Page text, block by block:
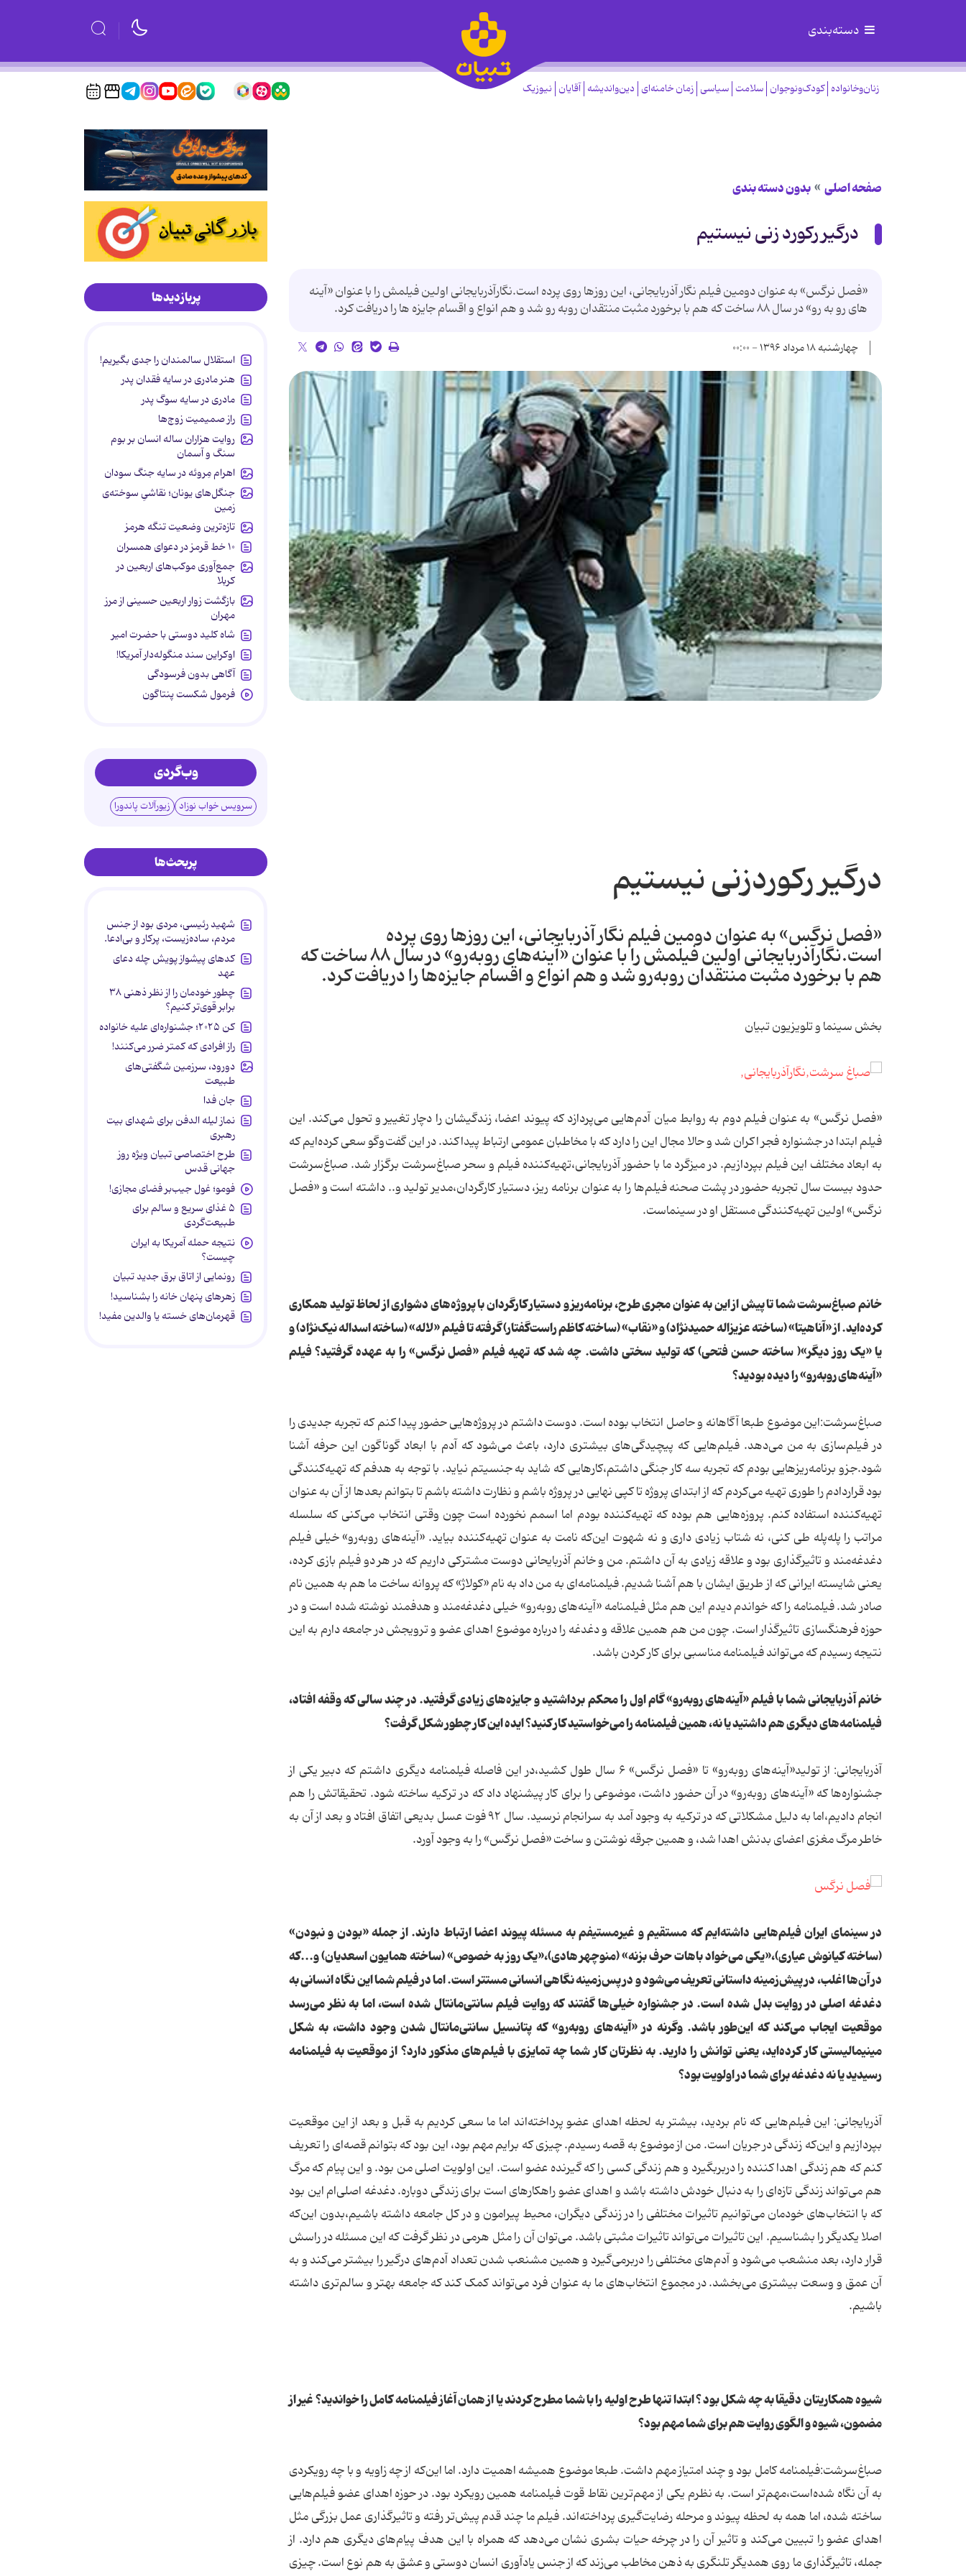
دسته‌بندی
زنان‌وخانواده کودک‌ونوجوان سلامت سیاسی زمان خامنه‌ای دین‌واندیشه آقایان نیوزیک
صفحه اصلی بدون دسته بندی
درگیر رکورد زنی نیستیم
«فصل نرگس» به عنوان دومین فیلم نگار آذربایجانی، این روزها روی پرده است.نگارآذربایجانی اولین فیلمش را با عنوان «آینه
های رو به رو» در سال ۸۸ ساخت که هم با برخورد مثبت منتقدان روبه رو شد و هم انواع و اقسام جایزه ها را دریافت کرد.
چهارشنبه ۱۸ مرداد ۱۳۹۶ - ۰۰:۰۰
درگیر رکورد‌زنی نیستیم
«فصل نرگس» به عنوان دومین فیلم نگار آذربایجانی، این روزها روی پرده
است.نگارآذربایجانی اولین فیلمش را با عنوان «آینه‌های رو‌به‌رو» در سال ۸۸ ساخت که
هم با برخورد مثبت منتقدان روبه‌رو شد و هم انواع و اقسام جایزه‌ها را دریافت کرد.
بخش سینما و تلویزیون تبیان
«فصل نرگس» به عنوان فیلم دوم به روابط میان آدم‌هایی می‌پردازد که پیوند اعضا، زندگیشان را دچار تغییر و تحول می‌کند. این
فیلم ابتدا در جشنواره فجر اکران شد و حالا مجال این را دارد که با مخاطبان عمومی ارتباط پیدا‌کند. در این گفت‌وگو سعی کرده‌ایم که
به ابعاد مختلف این فیلم بپردازیم. در میزگرد ما با حضور آذربایجانی،تهیه‌کننده فیلم و سحر صباغ‌سرشت برگزار شد. صباغ‌سرشت
حدود بیست سال تجربه حضور در پشت صحنه فیلم‌ها را به عنوان برنامه ریز، دستیار کارگردان،مدیر تولید و.. داشته است و «فصل
نرگس» اولین تهیه‌کنندگی مستقل او در سینماست.
خانم صباغ‌سرشت شما تا پیش از این به عنوان مجری طرح، برنامه‌ریز و دستیار کارگردان با پروژه‌های دشواری از لحاظ تولید همکاری
کرده‌اید. از «آناهیتا» (ساخته عزیزاله حمیدنژاد) و «نقاب» (ساخته کاظم راست‌گفتار) گرفته تا فیلم «لاله» (ساخته اسداله نیک‌نژاد) و
یا «یک روز دیگر»( ساخته حسن فتحی) که تولید سختی داشت. چه شد که تهیه فیلم «فصل نرگس» را به عهده گرفتید؟ فیلم
«آینه‌های رو‌به‌رو» را دیده بودید؟
صباغ‌سرشت:این موضوع طبعا آگاهانه و حاصل انتخاب بوده است. دوست داشتم در پروژه‌هایی حضور پیدا کنم که تجربه جدیدی را
در فیلم‌سازی به من می‌دهد. فیلم‌هایی که پیچیدگی‌های بیشتری دارد، باعث می‌شود که آدم با ابعاد گوناگون این حرفه آشنا
شود.جزو برنامه‌ریز‌هایی بودم که تجربه سه کار جنگی داشتم،کارهایی که شاید به جنسیتم نیاید. با توجه به هدفم که تهیه‌کنندگی
بود قراردادم را طوری تهیه می‌کردم که از ابتدای پروژه تا کپی نهایی در پروژه باشم و نظارت داشته باشم تا بتوانم بعد‌ها از آن به عنوان
تهیه‌کننده استفاده کنم. پروزه‌هایی هم بوده که تهیه‌کننده بودم اما اسمم نخورده است چون وقتی انتخاب می‌کنی که سلسله
مراتب را پله‌پله طی کنی، نه شتاب زیادی داری و نه شهوت این‌که نامت به عنوان تهیه‌کننده بیاید. «آینه‌های رو‌به‌رو» خیلی فیلم
دغدغه‌مند و تاثیرگذاری بود و علاقه زیادی به آن داشتم. من و خانم آذربایحانی دوست مشترکی داریم که در هر دو فیلم بازی کرده،
یعنی شایسته ایرانی که از طریق ایشان با هم آشنا شدیم. فیلمنامه‌ای به من داد به نام «کولاژ» که پروانه ساخت ما هم به همین نام
صادر شد. فیلمنامه را که خواندم دیدم این هم مثل فیلمنامه «آینه‌های رو‌به‌رو» خیلی دغدغه‌مند و هدفمند نوشته شده است و در
حوزه فرهنگسازی تاثیرگذار است. چون من هم همین علاقه و دغدغه را درباره موضوع اهدای عضو و ترویجش در جامعه دارم به این
نتیجه رسیدم که می‌تواند فیلمنامه مناسبی برای کار کردن باشد.
خانم آذربایجانی شما با فیلم «آینه‌های رو‌به‌رو» گام اول را محکم برداشتید و جایزه‌های زیادی گرفتید. در چند سالی که وقفه افتاد،
فیلمنامه‌های دیگری هم داشتید یا نه، همین فیلمنامه را می‌خواستید کار کنید؟ ایده این کار چطور شکل گرفت؟
آذربایجانی: از تولید«آینه‌های رو‌به‌رو» تا «فصل نرگس» ۶ سال طول کشید،در این فاصله فیلمنامه دیگری داشتم که دبیر یکی از
جشنواره‌ها که «آینه‌های رو‌به‌رو» در آن حضور داشت، موضوعی را برای کار پیشنهاد داد که در ترکیه ساخته شود. تحقیقاتش را هم
انجام دادیم،اما به دلیل مشکلاتی که در ترکیه به وجود آمد به سرانجام نرسید. سال ۹۲ فوت عسل بدیعی اتفاق افتاد و بعد از آن به
خاطر مرگ مغزی اعضای بدنش اهدا شد، و همین جرقه نوشتن و ساخت «فصل نرگس» را به وجود آورد.
در سینمای ایران فیلم‌هایی داشته‌ایم که مستقیم و غیر‌مستیفم به مسئله پیوند اعضا ارتباط دارند. از جمله «بودن و نبودن»
(ساخته کیانوش عیاری)،«یکی می‌خواد باهات حرف بزنه» (منوچهر هادی)،«یک روز به خصوص» (ساخته همایون اسعدیان) و...که
در آن‌ها اغلب، در پیش‌زمینه داستانی تعریف می‌شود و در پس‌زمینه نگاهی انسانی مستتر است. اما در فیلم شما این نگاه انسانی به
دغدغه اصلی در روایت بدل شده است. در جشنواره خیلی‌ها گفتند که روایت فیلم سانتی‌مانتال شده است، اما به نظر می‌رسد
موقعیت ایجاب می‌کند که این‌طور باشد. وگرنه در «آینه‌های رو‌به‌رو» که پتانسیل سانتی‌مانتال شدن وجود داشت، به شکل
مینیمالیستی کار کرده‌اید، یعنی توانش را دارید. به نظرتان کار شما چه تمایزی با فیلم‌های مذکور دارد؟ از موقعیت به فیلمنامه
رسیدید یا نه دغدغه برای شما در اولویت بود؟
آذربایجانی: این فیلم‌هایی که نام بردید، بیشتر به لحظه اهدای عضو پرداخته‌اند اما ما سعی کردیم به قبل و بعد از این موقعیت
بپردازیم و این‌که زندگی در جریان است. من از موضوع به قصه رسیدم. چیزی که برایم مهم بود، این بود که بتوانم قصه‌ای را تعریف
کنم که هم زندگی اهدا کننده را در‌بر‌بگیرد و هم زندگی کسی را که گیرنده عضو است. این اولویت اصلی من بود. و این پیام که مرگ
هم می‌تواند زندگی تازه‌ای را به دنبال خودش داشته باشد و اهدای عضو راهکارهای است برای زندگی دوباره. دغدغه اصلی‌ام این بود
که با انتخاب‌های خودمان می‌توانیم تاثیرات مختلفی را در زندگی دیگران، محیط پیرامون و در کل جامعه داشته باشیم،بدون این‌که
اصلا یکدیگر را بشناسیم. این تاثیرات می‌تواند تاثیرات مثبتی باشد. می‌توان آن را مثل هرمی در نظر گرفت که این مسئله در راسش
قرار دارد، بعد منشعب می‌شود و آدم‌های مختلفی را در‌بر‌می‌گیرد و همین مشنعب شدن تعداد آدم‌های درگیر را بیشتر می‌کند و به
آن عمق و وسعت بیشتری می‌بخشد. در مجموع انتخاب‌های ما به عنوان فرد می‌تواند کمک کند که جامعه بهتر و سالم‌تری داشته
باشیم.
شیوه همکاریتان دقیقا به چه شکل بود ؟ ابتدا تنها طرح اولیه را با شما مطرح کردند یا از همان آغاز فیلمنامه کامل را خواندید؟ غیر از
مضمون، شیوه و الگوی روایت هم برای شما مهم بود؟
صباغ‌سرشت:فیلمنامه کامل بود و چند امتیاز مهم داشت. طبعا موضوع همیشه اهمیت دارد. اما این‌که از چه زاویه‌ و با چه رویکردی
به آن نگاه شده‌است،مهم‌تر است. به نظرم یکی از مهم‌ترین نقاط قوت فیلمنامه همین رویکرد بود. در حوزه اهدای عضو فیلم‌هایی
ساخته شده، اما همه به لحظه پیوند و مرحله رضایت‌گیری پرداخته‌اند. فیلم ما چند قدم پیش‌تر رفته و تاثیر‌گذاری عمل بزرگی مثل
اهدای عضو را تبیین می‌کند و تاثیر آن را در چرخه حیات بشری نشان می‌دهد که همراه با این هدف پیام‌های دیگری هم دارد. از
جمله، تاثیرگذاری ما روی همدیگر تلنگری به ذهن مخاطب می‌زند که از جنس یادآوری انسان دوستی و عشق به هم نوع است. چیزی
پربازدیدها
استقلال سالمندان را جدی بگیریم!
هنر مادری در سایه‌ فقدان پدر
مادری در سایه سوگ پدر
راز صمیمیت زوج‌ها
روایت هزاران ساله انسان بر بوم
سنگ و آسمان
اهرام مِروئه در سایه جنگ سودان
جنگل‌های یونان؛ نقاشیِ سوخته‌ی
زمین
تازه‌ترین وضعیت تنگه هرمز
۱۰ خط قرمز در دعوای همسران
جمع‌آوری موکب‌های اربعین در
کربلا
بازگشت زوار اربعین حسینی از مرز
مهران
شاه کلید دوستی با حضرت امیر
اوکراین سند منگوله‌دار آمریکا!
آگاهی بدون فرسودگی
فرمول شکست پنتاگون
وب‌گردی
سرویس خواب نوزاد زیورآلات پاندورا
پربحث‌ها
شهید رئیسی، مردی بود از جنس
مردم، ساده‌زیست، پرکار و بی‌ادعا.
کدهای پیشواز پویش چله دعای
عهد
چطور خودمان را از نظر ذهنی ۳۸
برابر قوی‌تر کنیم؟
کن ۲۰۲۵؛ جشنواره‌ای علیه خانواده
راز افرادی که کمتر ضرر می‌کنند!
دورود، سرزمین شگفتی‌های
طبیعت
جان فدا
نماز لیله الدفن برای شهدای بیت
رهبری
طرح اختصاصی تبیان ویژه روز
جهانی قدس
فومو؛ غول جیب‌بر فضای مجازی!
۵ غذای سریع و سالم برای
طبیعت‌گردی
نتیجه حمله آمریکا به ایران
چیست؟
رونمایی از اتاق برق جدید تبیان
زهرهای پنهان خانه را بشناسید!
قهرمان‌های خسته یا والدین مفید!